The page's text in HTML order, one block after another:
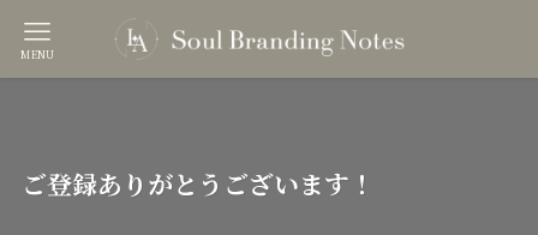
MENU
ご登録ありがとうございます！